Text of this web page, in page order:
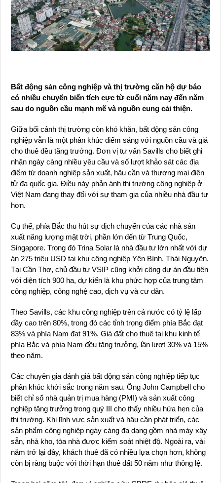
Bất động sản công nghiệp và thị trường căn hộ dự báo
có nhiều chuyển biến tích cực từ cuối năm nay đến năm
sau do nguồn cầu mạnh mẽ và nguồn cung cải thiện.
Giữa bối cảnh thị trường còn khó khăn, bất động sản công
nghiệp vẫn là một phân khúc điểm sáng với nguồn cầu và giá
cho thuê đều tăng trưởng. Đơn vị tư vấn Savills cho biết ghi
nhận ngày càng nhiều yêu cầu và số lượt khảo sát các địa
điểm từ doanh nghiệp sản xuất, hậu cần và thương mại điện
tử đa quốc gia. Điều này phản ánh thị trường công nghiệp ở
Việt Nam đang thay đổi với sự tham gia của nhiều nhà đầu tư
hơn.
Cụ thể, phía Bắc thu hút sự dịch chuyển của các nhà sản
xuất năng lượng mặt trời, phần lớn đến từ Trung Quốc,
Singapore. Trong đó Trina Solar là nhà đầu tư lớn nhất với dự
án 275 triệu USD tại khu công nghiệp Yên Bình, Thái Nguyên.
Tại Cần Thơ, chủ đầu tư VSIP cũng khởi công dự án đầu tiên
với diện tích 900 ha, dự kiến là khu phức hợp của trung tâm
công nghiệp, công nghệ cao, dịch vụ và cư dân.
Theo Savills, các khu công nghiệp trên cả nước có tỷ lệ lấp
đầy cao trên 80%, trong đó các tỉnh trọng điểm phía Bắc đạt
83% và phía Nam đạt 91%. Giá đất cho thuê tại khu kinh tế
phía Bắc và phía Nam đều tăng trưởng, lần lượt 30% và 15%
theo năm.
Các chuyên gia đánh giá bất động sản công nghiệp tiếp tục
phân khúc khởi sắc trong năm sau. Ông John Campbell cho
biết chỉ số nhà quản trị mua hàng (PMI) và sản xuất công
nghiệp tăng trưởng trong quý III cho thấy nhiều hứa hẹn của
thị trường. Khi lĩnh vực sản xuất và hậu cần phát triển, các
sản phẩm công nghiệp ngày càng đa dạng gồm nhà máy xây
sẵn, nhà kho, tòa nhà được kiểm soát nhiệt độ. Ngoài ra, vài
năm trở lại đây, khách thuê đã có nhiều lựa chọn hơn, không
còn bị ràng buộc với thời hạn thuê đất 50 năm như thông lệ.